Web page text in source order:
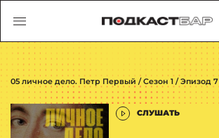
05 личное дело. Петр Первый / Сезон 1 / Эпизод 7
СЛУШАТЬ